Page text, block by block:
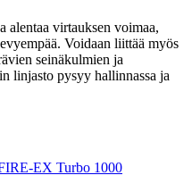
alentaa virtauksen voimaa,
Voidaan liittää myös
seinäkulmien ja
linjasto pysyy hallinnassa ja